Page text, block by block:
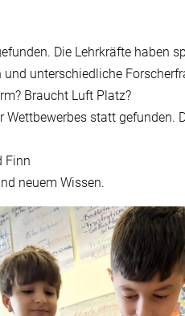
Die Lehrkräfte haben
unterschiedliche
Braucht Luft Platz?
statt gefunden.
Finn
neuem Wissen.